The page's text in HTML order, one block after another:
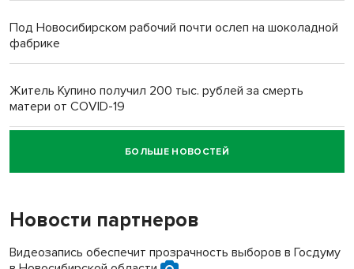
Под Новосибирском рабочий почти ослеп на шоколадной
фабрике
Житель Купино получил 200 тыс. рублей за смерть
матери от COVID-19
Новосибирский суд наказал водителя за смерть
пенсионерки на вокзале
БОЛЬШЕ НОВОСТЕЙ
Новости партнеров
Видеозапись обеспечит прозрачность выборов в Госдуму